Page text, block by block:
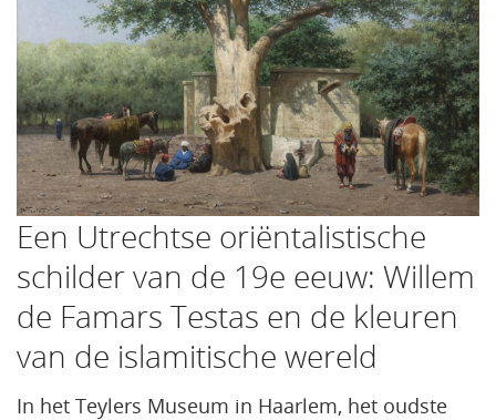
Een Utrechtse oriëntalistische
schilder van de 19e eeuw: Willem
de Famars Testas en de kleuren
van de islamitische wereld
In het Teylers Museum in Haarlem, het oudste